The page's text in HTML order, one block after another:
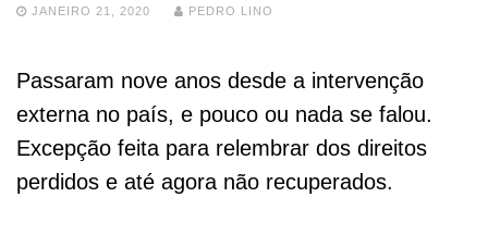
JANEIRO 21, 2020 PEDRO LINO
Passaram nove anos desde a intervenção
externa no país, e pouco ou nada se falou.
Excepção feita para relembrar dos direitos
perdidos e até agora não recuperados.